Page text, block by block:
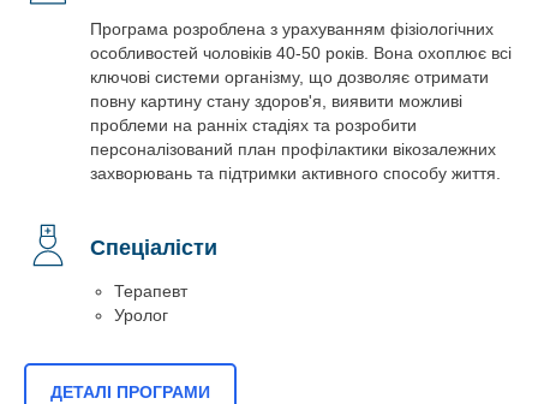
Програма розроблена з урахуванням фізіологічних
особливостей чоловіків 40-50 років. Вона охоплює всі
ключові системи організму, що дозволяє отримати
повну картину стану здоров'я, виявити можливі
проблеми на ранніх стадіях та розробити
персоналізований план профілактики вікозалежних
захворювань та підтримки активного способу життя.
Спеціалісти
Терапевт
Уролог
ДЕТАЛІ ПРОГРАМИ